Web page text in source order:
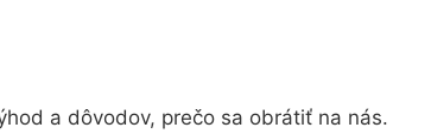
a dôvodov, prečo sa obrátiť na nás.